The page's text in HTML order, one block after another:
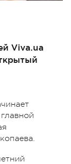
Viva.ua
главной